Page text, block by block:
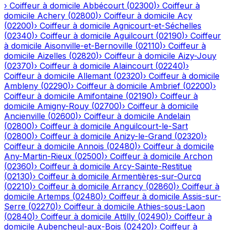
› Coiffeur à domicile Abbécourt (02300)› Coiffeur à
domicile Achery (02800)› Coiffeur à domicile Acy
(02200)› Coiffeur à domicile Agnicourt-et-Séchelles
(02340)› Coiffeur à domicile Aguilcourt (02190)› Coiffeur
à domicile Aisonville-et-Bernoville (02110)› Coiffeur à
domicile Aizelles (02820)› Coiffeur à domicile Aizy-Jouy
(02370)› Coiffeur à domicile Alaincourt (02240)›
Coiffeur à domicile Allemant (02320)› Coiffeur à domicile
Ambleny (02290)› Coiffeur à domicile Ambrief (02200)›
Coiffeur à domicile Amifontaine (02190)› Coiffeur à
domicile Amigny-Rouy (02700)› Coiffeur à domicile
Ancienville (02600)› Coiffeur à domicile Andelain
(02800)› Coiffeur à domicile Anguilcourt-le-Sart
(02800)› Coiffeur à domicile Anizy-le-Grand (02320)›
Coiffeur à domicile Annois (02480)› Coiffeur à domicile
Any-Martin-Rieux (02500)› Coiffeur à domicile Archon
(02360)› Coiffeur à domicile Arcy-Sainte-Restitue
(02130)› Coiffeur à domicile Armentières-sur-Ourcq
(02210)› Coiffeur à domicile Arrancy (02860)› Coiffeur à
domicile Artemps (02480)› Coiffeur à domicile Assis-sur-
Serre (02270)› Coiffeur à domicile Athies-sous-Laon
(02840)› Coiffeur à domicile Attilly (02490)› Coiffeur à
domicile Aubencheul-aux-Bois (02420)› Coiffeur à